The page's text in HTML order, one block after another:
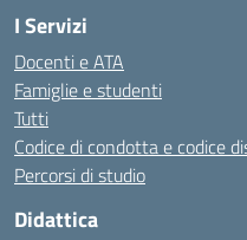
I Servizi
Docenti e ATA
Famiglie e studenti
Tutti
Codice di condotta e codice
Percorsi di studio
Didattica